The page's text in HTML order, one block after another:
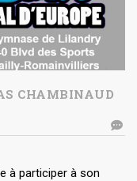
CHAMBINAUD
à participer à son